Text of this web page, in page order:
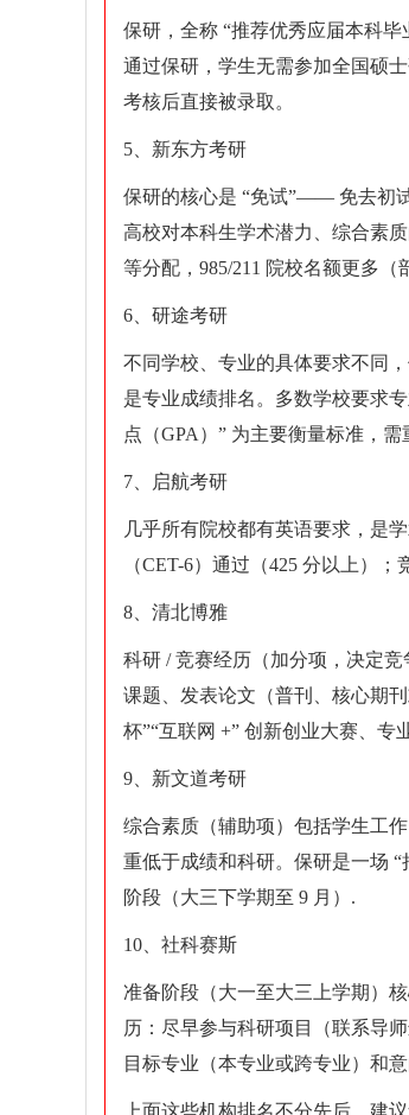
保研，全称 “推荐优秀应届本科
通过保研，学生无需参加全国硕
考核后直接被录取。
5、新东方考研
保研的核心是 “免试”—— 免去初
高校对本科生学术潜力、综合素
等分配，985/211 院校名额更多（
6、研途考研
不同学校、专业的具体要求不同
是专业成绩排名。多数学校要求
点（GPA）” 为主要衡量标准，
7、启航考研
几乎所有院校都有英语要求，是
（CET-6）通过（425 分以上）
8、清北博雅
科研 / 竞赛经历（加分项，决定
课题、发表论文（普刊、核心期
杯”“互联网 +” 创新创业大赛、专
9、新文道考研
综合素质（辅助项）包括学生工
重低于成绩和科研。保研是一场
阶段（大三下学期至 9 月）.
10、社科赛斯
准备阶段（大一至大三上学期）
历：尽早参与科研项目（联系导
目标专业（本专业或跨专业）和
上面这些机构排名不分先后，建